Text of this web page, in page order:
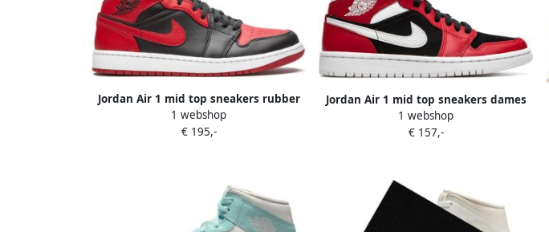
Jordan Air 1 mid top sneakers rubber
leer Polyester Stof 10.5 Zwart
1 webshop
€ 195,-
Jordan Air 1 mid top sneakers dames
rubber leer Polyester 10.5 Rood
1 webshop
€ 157,-